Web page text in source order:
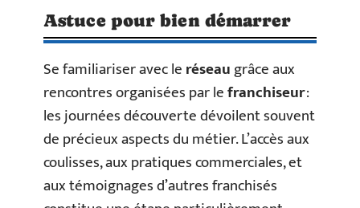
Astuce pour bien démarrer
Se familiariser avec leréseaugrâce aux
rencontres organisées par lefranchiseur:
les journées découverte dévoilent souvent
de précieux aspects du métier. L’accès aux
coulisses, aux pratiques commerciales, et
aux témoignages d’autres franchisés